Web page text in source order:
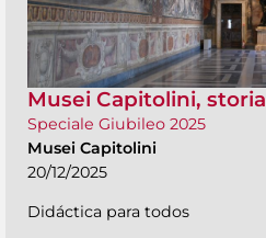
Musei Capitolini,
Speciale Giubileo 2025
Musei Capitolini
20/12/2025
Didáctica para todos